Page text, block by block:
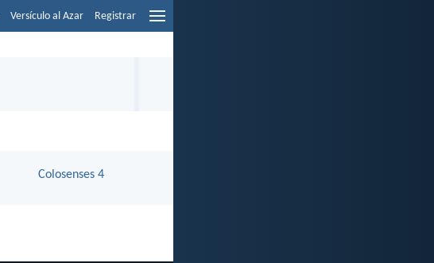
Versículo al Azar Registrar
Colosenses 4